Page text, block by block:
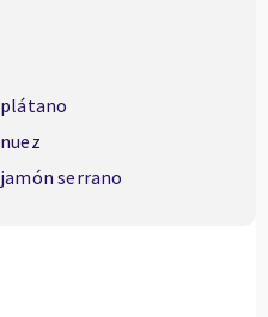
plátano
nuez
jamón serrano